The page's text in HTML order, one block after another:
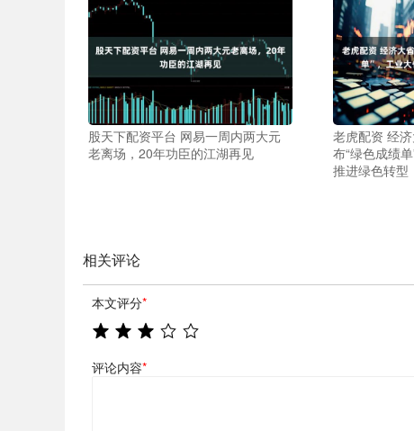
股天下配资平台 网易一周内两大元
老离场，20年功臣的江湖再见
老虎配资 经
布“绿色成绩
推进绿色转型
相关评论
本文评分*
评论内容*